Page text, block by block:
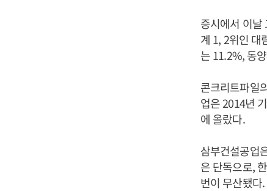
증시에서 이날
계 1, 2위인 대
는 11.2%, 동
콘크리트파일
업은 2014년
에 올랐다.
삼부건설공업
은 단독으로,
번이 무산됐다